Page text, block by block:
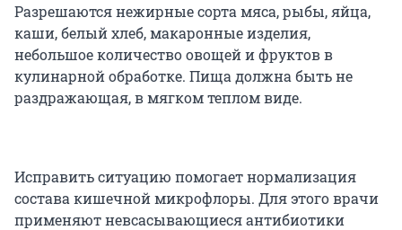
Разрешаются нежирные сорта мяса, рыбы, яйца,
каши, белый хлеб, макаронные изделия,
небольшое количество овощей и фруктов в
кулинарной обработке. Пища должна быть не
раздражающая, в мягком теплом виде.
Исправить ситуацию помогает нормализация
состава кишечной микрофлоры. Для этого врачи
применяют невсасывающиеся антибиотики